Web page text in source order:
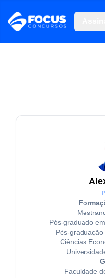
Pós-graduado
Pós-
Ciências
Faculdade